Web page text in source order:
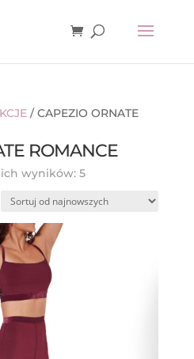
/ CAPEZIO ORNATE
ROMANCE
wyników: 5Posortowane
najnowszych